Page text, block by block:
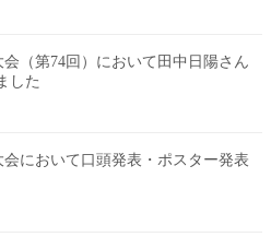
（第74回）において田中日陽さん
した
において口頭発表・ポスター発表